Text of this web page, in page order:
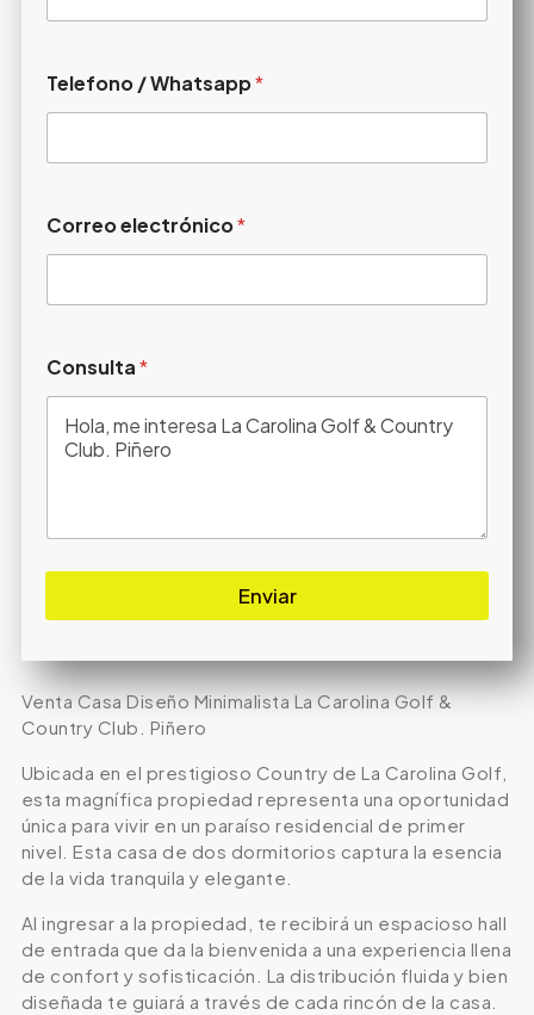
Telefono / Whatsapp*
Correo electrónico*
Consulta*
Enviar
Venta Casa Diseño Minimalista La Carolina Golf &
Country Club. Piñero
Ubicada en el prestigioso Country de La Carolina Golf,
esta magnífica propiedad representa una oportunidad
única para vivir en un paraíso residencial de primer
nivel. Esta casa de dos dormitorios captura la esencia
de la vida tranquila y elegante.
Al ingresar a la propiedad, te recibirá un espacioso hall
de entrada que da la bienvenida a una experiencia llena
de confort y sofisticación. La distribución fluida y bien
diseñada te guiará a través de cada rincón de la casa.